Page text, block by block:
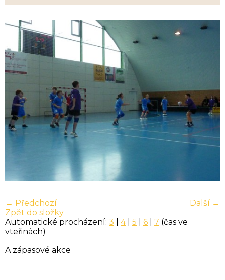
← Předchozí
Další →
Zpět do složky
Automatické procházení: 3 4| 5 6 7 (čas ve
vteřinách)
A zápasové akce